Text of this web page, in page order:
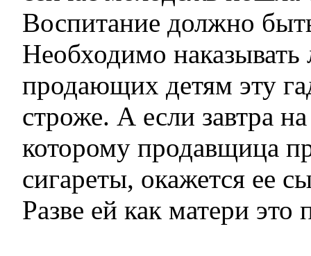
Воспитание должно
Необходимо
продающих детям эту
строже. А если завтра
которому продавщица
сигареты, окажется ее
Разве ей как матери это